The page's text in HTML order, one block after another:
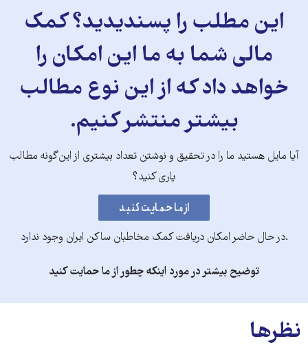
این مطلب را پسندیدید؟ کمک
مالی شما به ما این امکان را
خواهد داد که از این نوع مطالب
بیشتر منتشر کنیم.
آیا مایل هستید ما را در تحقیق و نوشتن تعداد بیشتری از این‌گونه مطالب
یاری کنید؟
.در حال حاضر امکان دریافت کمک مخاطبان ساکن ایران وجود ندارد
توضیح بیشتر در مورد اینکه چطور از ما حمایت کنید
نظرها